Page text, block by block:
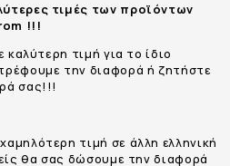
τιμές των προϊόντων
!!!
τιμή για το ίδιο
την διαφορά ή ζητήστε
σας!!!
τιμή σε άλλη ελληνική
θα σας δώσουμε την διαφορά